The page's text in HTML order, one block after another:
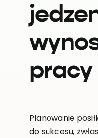
pracy
Planowanie
do sukcesu,